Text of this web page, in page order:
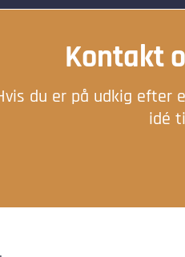
Kontakt
du er på udkig efter
idé